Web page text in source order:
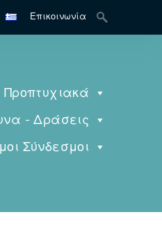
Επικοινωνία
Search
for:
Προπτυχιακά
- Δράσεις
Σύνδεσμοι